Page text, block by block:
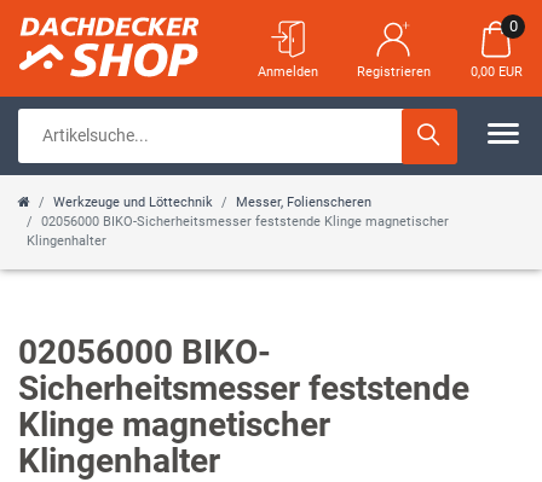
Anmelden Registrieren
0
0,00 EUR
Werkzeuge und Löttechnik
Messer, Folienscheren
02056000 BIKO-Sicherheitsmesser feststende Klinge magnetischer
Klingenhalter
02056000 BIKO-
Sicherheitsmesser feststende
Klinge magnetischer
Klingenhalter